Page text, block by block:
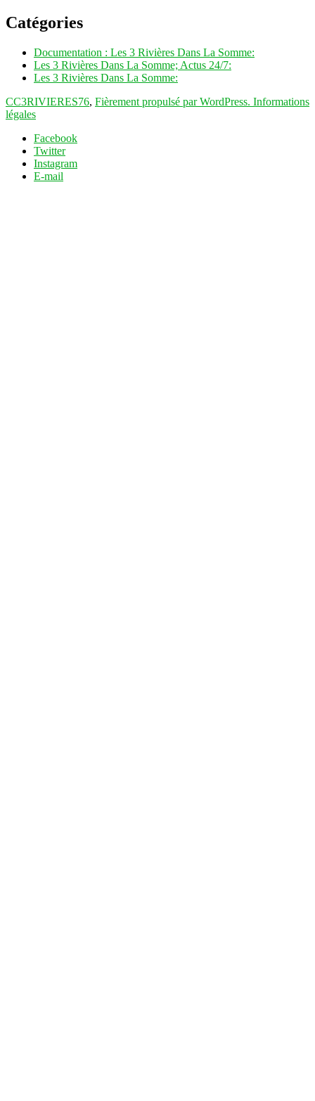
Catégories
Documentation : Les 3 Rivières Dans La Somme:
Les 3 Rivières Dans La Somme; Actus 24/7:
Les 3 Rivières Dans La Somme:
CC3RIVIERES76, Fièrement propulsé par WordPress. Informations
légales
Facebook
Twitter
Instagram
E-mail